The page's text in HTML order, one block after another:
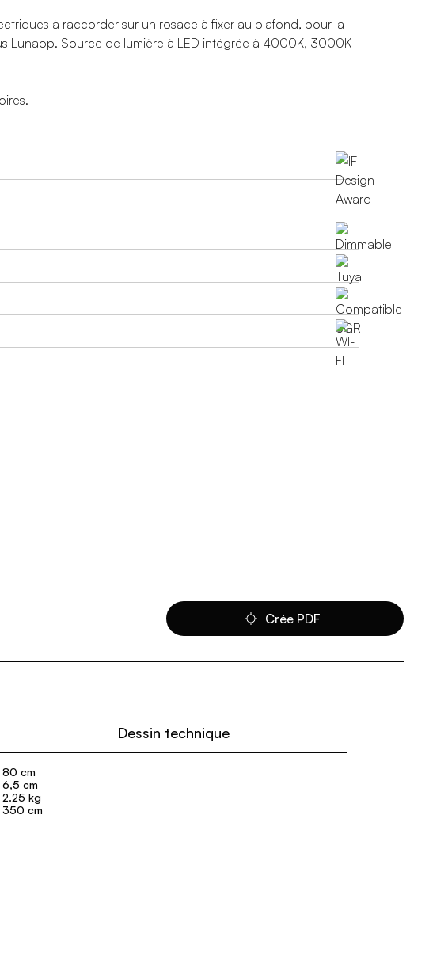
à raccorder sur un rosace à fixer au plafond, pour la
Lunaop. Source de lumière à LED intégrée à 4000K, 3000K
Crée PDF
80 cm
6,5 cm
2.25 kg
350 cm
Dessin technique